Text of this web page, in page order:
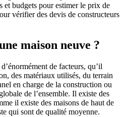
et budgets pour estimer le prix de
vérifier des devis de constructeurs
maison neuve ?
de facteurs, qu’il
des matériaux utilisés, du terrain
en charge de la construction ou
de l’ensemble. Il existe des
il existe des maisons de haut de
qui sont de qualité moyenne.